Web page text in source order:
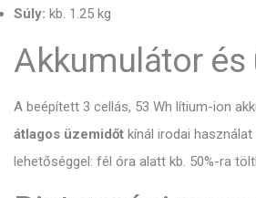
Súly: kb. 1.25 kg
Akkumulátor és
A beépített 3 cellás, 53 Wh lítium-ion
átlagos üzemidőt kínál irodai
lehetőséggel: fél óra alatt kb. 50%-ra